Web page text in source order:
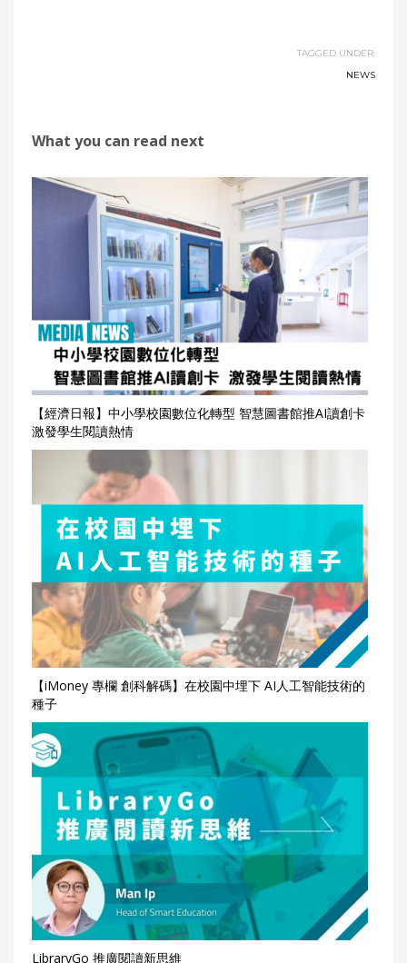
TAGGED UNDER:
NEWS
What you can read next
【經濟日報】中小學校園數位化轉型 智慧圖書館推AI讀創卡
激發學生閱讀熱情
【iMoney 專欄 創科解碼】在校園中埋下 AI人工智能技術的
種子
LibraryGo 推廣閱讀新思維